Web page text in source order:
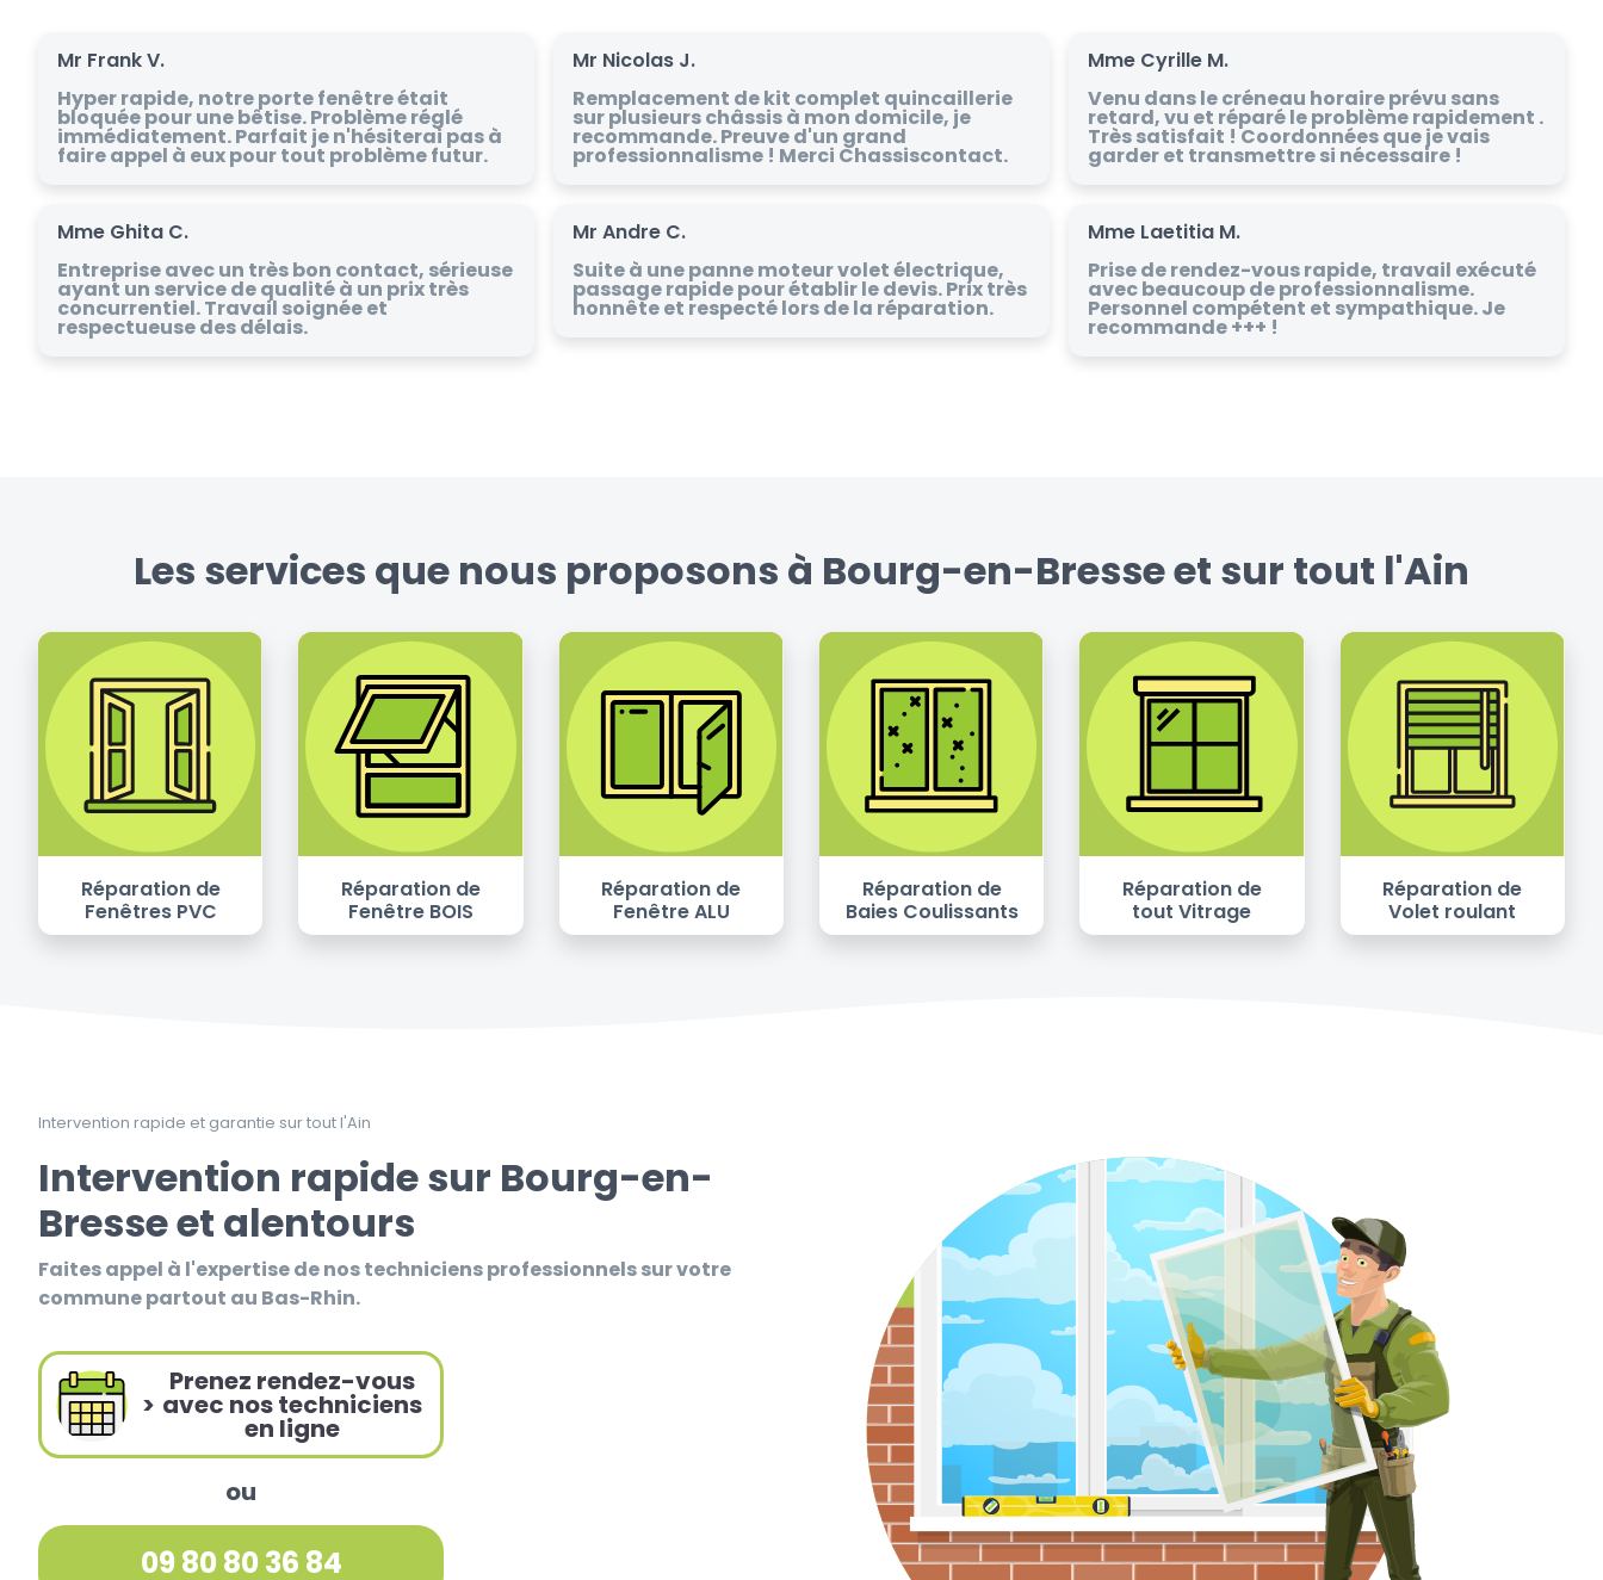
Mr Frank V.
Hyper rapide, notre porte fenêtre était
bloquée pour une bêtise. Problème réglé
immédiatement. Parfait je n'hésiterai pas à
faire appel à eux pour tout problème futur.
Mr Nicolas J.
Remplacement de kit complet quincaillerie
sur plusieurs châssis à mon domicile, je
recommande. Preuve d'un grand
professionnalisme ! Merci Chassiscontact.
Mme Cyrille M.
Venu dans le créneau horaire prévu sans
retard, vu et réparé le problème rapidement .
Très satisfait ! Coordonnées que je vais
garder et transmettre si nécessaire !
Mme Ghita C.
Entreprise avec un très bon contact, sérieuse
ayant un service de qualité à un prix très
concurrentiel. Travail soignée et
respectueuse des délais.
Mr Andre C.
Suite à une panne moteur volet électrique,
passage rapide pour établir le devis. Prix très
honnête et respecté lors de la réparation.
Mme Laetitia M.
Prise de rendez-vous rapide, travail exécuté
avec beaucoup de professionnalisme.
Personnel compétent et sympathique. Je
recommande +++ !
Les services que nous proposons à Bourg-en-Bresse et sur tout l'Ain
Réparation de
Fenêtres PVC
Réparation de
Fenêtre BOIS
Réparation de
Fenêtre ALU
Réparation de
Baies Coulissants
Réparation de
tout Vitrage
Réparation de
Volet roulant
Intervention rapide et garantie sur tout l'Ain
Intervention rapide sur Bourg-en-
Bresse et alentours
Faites appel à l'expertise de nos techniciens professionnels sur votre
commune partout au Bas-Rhin.
>
Prenez rendez-vous
avec nos techniciens
en ligne
ou
09 80 80 36 84